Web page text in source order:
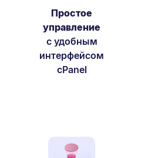
Простое
управление
с удобным
интерфейсом
cPanel